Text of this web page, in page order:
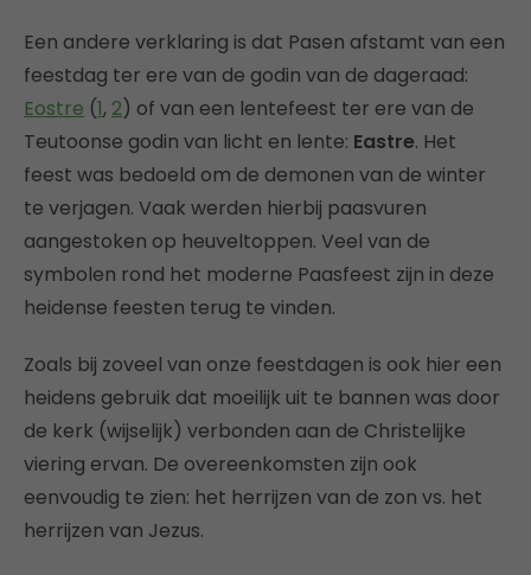
Een andere verklaring is dat Pasen afstamt van een
feestdag ter ere van de godin van de dageraad:
Eostre (1, 2) of van een lentefeest ter ere van de
Teutoonse godin van licht en lente: Eastre. Het
feest was bedoeld om de demonen van de winter
te verjagen. Vaak werden hierbij paasvuren
aangestoken op heuveltoppen. Veel van de
symbolen rond het moderne Paasfeest zijn in deze
heidense feesten terug te vinden.
Zoals bij zoveel van onze feestdagen is ook hier een
heidens gebruik dat moeilijk uit te bannen was door
de kerk (wijselijk) verbonden aan de Christelijke
viering ervan. De overeenkomsten zijn ook
eenvoudig te zien: het herrijzen van de zon vs. het
herrijzen van Jezus.